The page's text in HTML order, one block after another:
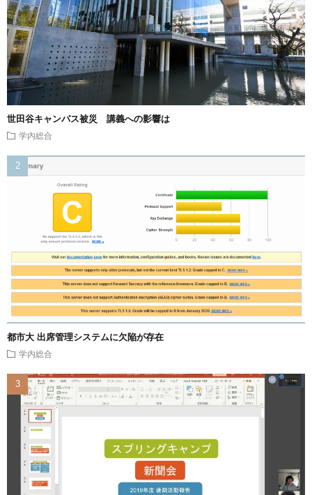
世田谷キャンパス被災 講義への影響は
学内総合
都市大 出席管理システムに欠陥が存在
学内総合